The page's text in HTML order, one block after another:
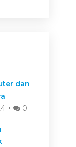
dan
0